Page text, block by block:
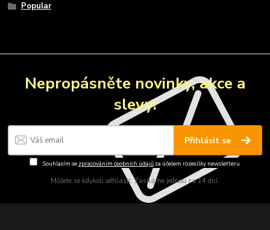
Popular
Nepropásněte novinky, akce a
slevy!
Přihlásit se
Souhlasím se zpracováním osobních údajůza účelem rozesílky newsletteru.
Můžete se kdykoli odhlásit. Zasíláme jednou za 14 dní.